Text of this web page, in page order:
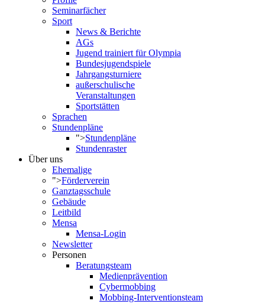
Seminarfächer
Sport
News & Berichte
AGs
Jugend trainiert für Olympia
Bundesjugendspiele
Jahrgangsturniere
außerschulische
Veranstaltungen
Sportstätten
Sprachen
Stundenpläne
">Stundenpläne
Stundenraster
Über uns
Ehemalige
">Förderverein
Ganztagsschule
Gebäude
Leitbild
Mensa
Mensa-Login
Newsletter
Personen
Beratungsteam
Medienprävention
Cybermobbing
Mobbing-Interventionsteam